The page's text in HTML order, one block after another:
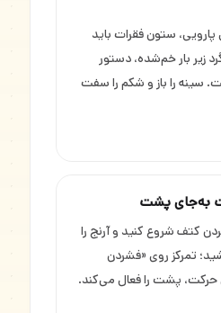
ستون فقرات باید
زیر بار خم‌شده، دستور
را باز و شکم را سفت
به‌جای پشت
کتف شروع کنید و آرنج را
تمرکز روی «فشردن
حرکت، پشت را فعال می‌کند.